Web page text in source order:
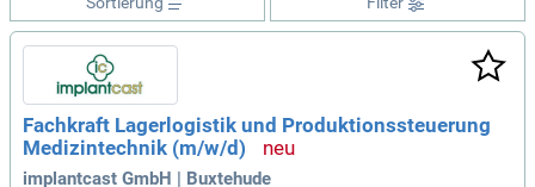
Fachkraft Lagerlogistik und Produktionssteuerung
Medizintechnik (m/w/d)
implantcast GmbH | Buxtehude